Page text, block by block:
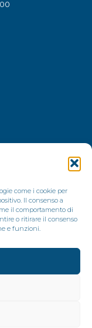
come i cookie per
Il consenso a
il comportamento di
o ritirare il consenso
e funzioni.
9001:2015
€ 10.000 i.v. |